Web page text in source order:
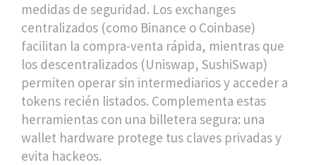
medidas de seguridad. Los exchanges
centralizados (como Binance o Coinbase)
facilitan la compra-venta rápida, mientras que
los descentralizados (Uniswap, SushiSwap)
permiten operar sin intermediarios y acceder a
tokens recién listados. Complementa estas
herramientas con una billetera segura: una
wallet hardware protege tus claves privadas y
evita hackeos.